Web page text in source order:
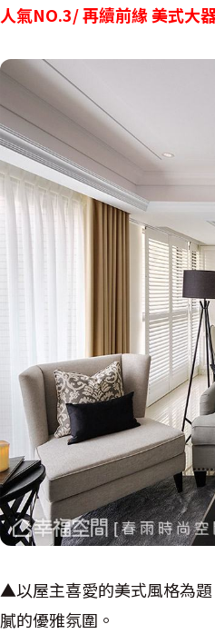
人氣NO.3/ 再續前緣 美式大
▲以屋主喜愛的美式風格為
膩的優雅氛圍。